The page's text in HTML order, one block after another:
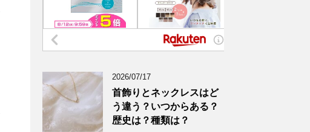
2026/07/17
首飾りとネックレスはど
う違う？いつからある？
歴史は？種類は？